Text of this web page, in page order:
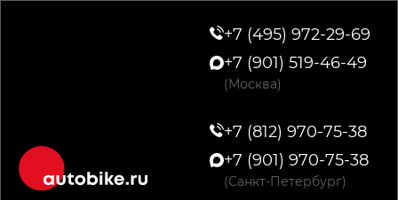
+7 (495) 972-29-69
+7 (901) 519-46-49
(Москва)
+7 (812) 970-75-38
+7 (901) 970-75-38
(Санкт-Петербург)